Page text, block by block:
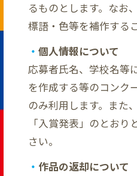
るものとします。なお
標語・色等を補作する
個人情報について
応募者氏名、学校名等
を作成する等のコンク
のみ利用します。また
「入賞発表」のとお
さい。
作品の返却について